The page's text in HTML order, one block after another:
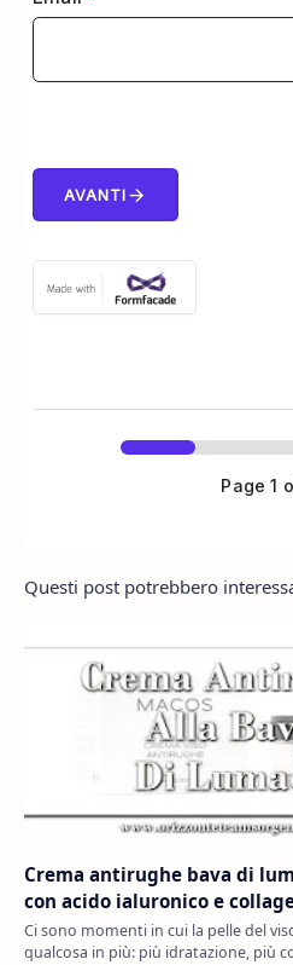
AVANTI arrow_forward
Page1
Questi post potrebbero
Crema antirughe bava di
con acido ialuronico e
Ci sono momenti in cui la pelle del
qualcosa in più: più idratazione, più